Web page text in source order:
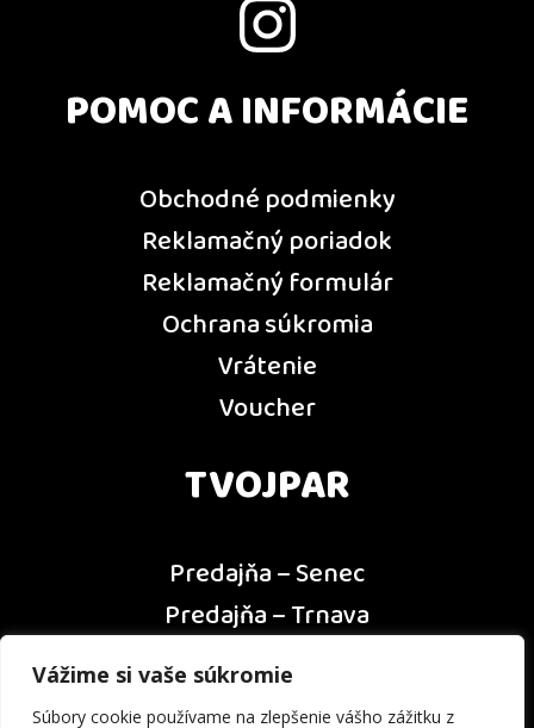
Vážime si vaše súkromie
Súbory cookie používame na zlepšenie vášho zážitku z
POMOC A INFORMÁCIE
Obchodné podmienky
Reklamačný poriadok
Reklamačný formulár
Ochrana súkromia
Vrátenie
Voucher
TVOJPAR
Predajňa – Senec
Predajňa – Trnava
Predajňa – Dunajská Streda
Predajňa – Nitra